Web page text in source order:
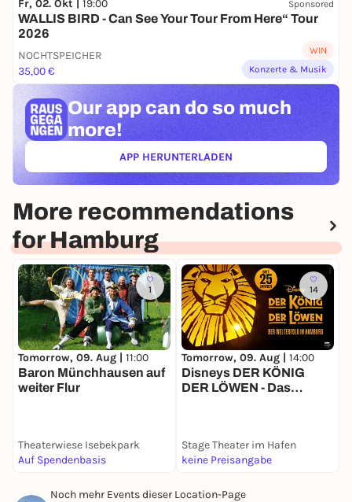
Fr, 02. Okt | 19:00 Sponsored
WALLIS BIRD - Can See Your Tour From Here“ Tour
2026
NOCHTSPEICHER
35,00 €
WIN
Konzerte & Musik
Our app can do so much
more!
APP HERUNTERLADEN(ÖFFNET IN NEUEM TAB)
More recommendations
for Hamburg
1
Tomorrow, 09. Aug | 11:00
Baron Münchhausen auf
weiter Flur
Theaterwiese Isebekpark
Auf Spendenbasis
14
Tomorrow, 09. Aug | 14:00
Disneys DER KÖNIG
DER LÖWEN - Das
Stage Theater im Hafen
keine Preisangabe
Noch mehr Events dieser Location-Page